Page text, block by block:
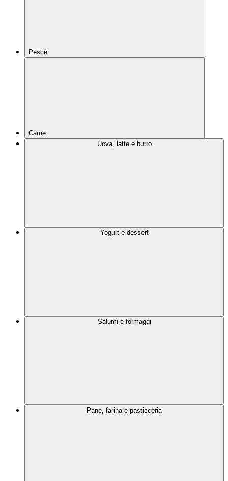
Pesce
Carne
Uova, latte e burro
Yogurt e dessert
Salumi e formaggi
Pane, farina e pasticceria